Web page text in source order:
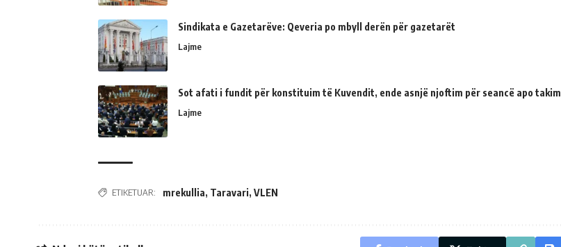
Sindikata e Gazetarëve: Qeveria po mbyll derën për gazetarët
Lajme
Sot afati i fundit për konstituim të Kuvendit, ende asnjë njoftim për seancë apo takim
Lajme
ETIKETUAR: mrekullia, Taravari, VLEN